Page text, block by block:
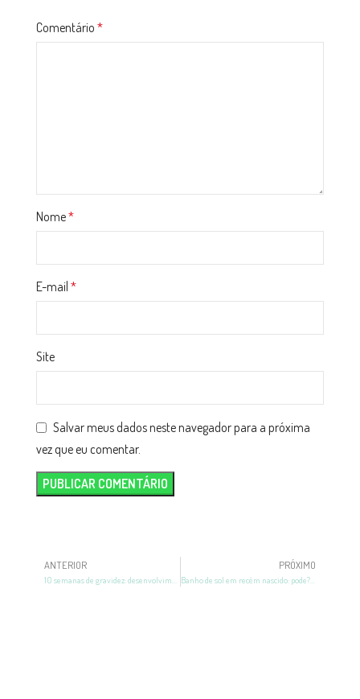
Comentário *
Nome*
E-mail *
Site
Salvar meus dados neste navegador para a próxima
vez que eu comentar.
ANTERIOR
10 semanas de gravidez: desenvolvimento, mudanças e mais
PRÓXIMO
Banho de sol em recém nascido: pode? Quando fazer?